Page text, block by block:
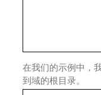
在我们的示例中，
到域的根目录。